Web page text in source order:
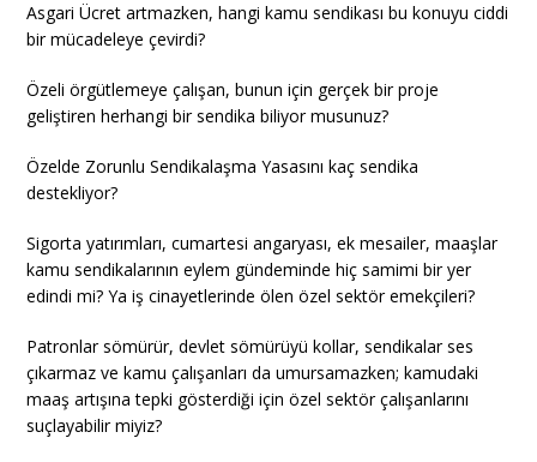
Asgari Ücret artmazken, hangi kamu sendikası bu konuyu ciddi
bir mücadeleye çevirdi?
Özeli örgütlemeye çalışan, bunun için gerçek bir proje
geliştiren herhangi bir sendika biliyor musunuz?
Özelde Zorunlu Sendikalaşma Yasasını kaç sendika
destekliyor?
Sigorta yatırımları, cumartesi angaryası, ek mesailer, maaşlar
kamu sendikalarının eylem gündeminde hiç samimi bir yer
edindi mi? Ya iş cinayetlerinde ölen özel sektör emekçileri?
Patronlar sömürür, devlet sömürüyü kollar, sendikalar ses
çıkarmaz ve kamu çalışanları da umursamazken; kamudaki
maaş artışına tepki gösterdiği için özel sektör çalışanlarını
suçlayabilir miyiz?